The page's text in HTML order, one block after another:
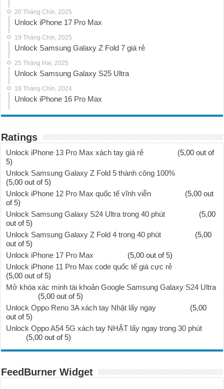
20 Tháng Chín, 2025
Unlock iPhone 17 Pro Max
19 Tháng Chín, 2025
Unlock Samsung Galaxy Z Fold 7 giá rẻ
25 Tháng Hai, 2025
Unlock Samsung Galaxy S25 Ultra
18 Tháng Chín, 2024
Unlock iPhone 16 Pro Max
Ratings
Unlock iPhone 13 Pro Max xách tay giá rẻ
(5,00 out of
5)
Unlock Samsung Galaxy Z Fold 5 thành công 100%
(5,00 out of 5)
Unlock iPhone 12 Pro Max quốc tế vĩnh viễn
(5,00 out
of 5)
Unlock Samsung Galaxy S24 Ultra trong 40 phút
(5,00
out of 5)
Unlock Samsung Galaxy Z Fold 4 trong 40 phút
(5,00
out of 5)
Unlock iPhone 17 Pro Max
(5,00 out of 5)
Unlock iPhone 11 Pro Max code quốc tế giá cực rẻ
(5,00 out of 5)
Mở khóa xác minh tài khoản Google Samsung Galaxy S24 Ultra
(5,00 out of 5)
Unlock Oppo Reno 3A xách tay Nhật lấy ngay
(5,00
out of 5)
Unlock Oppo A54 5G xách tay NHẬT lấy ngay trong 30 phút
(5,00 out of 5)
FeedBurner Widget